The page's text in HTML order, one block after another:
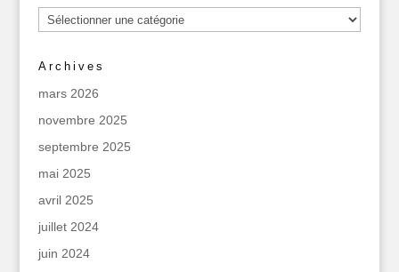
Catégories
Archives
mars 2026
novembre 2025
septembre 2025
mai 2025
avril 2025
juillet 2024
juin 2024